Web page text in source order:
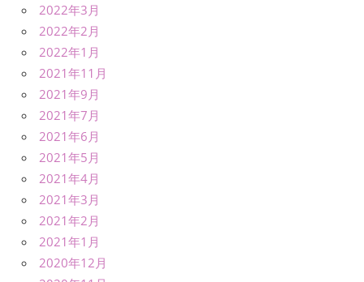
2022年3月
2022年2月
2022年1月
2021年11月
2021年9月
2021年7月
2021年6月
2021年5月
2021年4月
2021年3月
2021年2月
2021年1月
2020年12月